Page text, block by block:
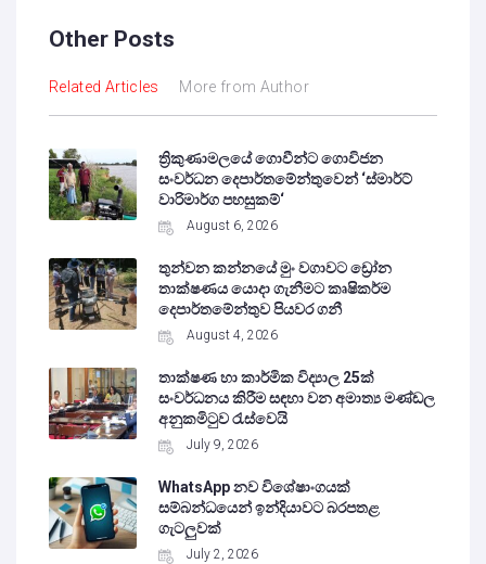
Other Posts
Related Articles More from Author
ත්‍රිකුණාමලයේ ගොවීන්ට ගොවිජන
සංවර්ධන දෙපාර්තමේන්තුවෙන් ‘ස්මාර්ට්
වාරිමාර්ග පහසුකම්‘
August 6, 2026
තුන්වන කන්නයේ මුං වගාවට ඩ්‍රෝන
තාක්ෂණය යොදා ගැනීමට කෘෂිකර්ම
දෙපාර්තමේන්තුව පියවර ගනී
August 4, 2026
තාක්ෂණ හා කාර්මික විද්‍යාල 25ක්
සංවර්ධනය කිරීම සඳහා වන අමාත්‍ය මණ්ඩල
අනුකමිටුව රැස්වෙයි
July 9, 2026
WhatsApp නව විශේෂාංගයක්
සම්බන්ධයෙන් ඉන්දියාවට බරපතළ
ගැටලුවක්
July 2, 2026